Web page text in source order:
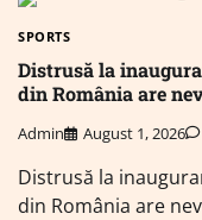
SPORTS
Distrusă la
din România are
Admin August 1, 2026
Distrusă la
din România are